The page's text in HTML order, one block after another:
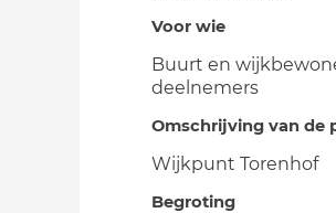
Voor wie
Buurt en
deelnemers
Omschrijving van de
Wijkpunt Torenhof
Begroting